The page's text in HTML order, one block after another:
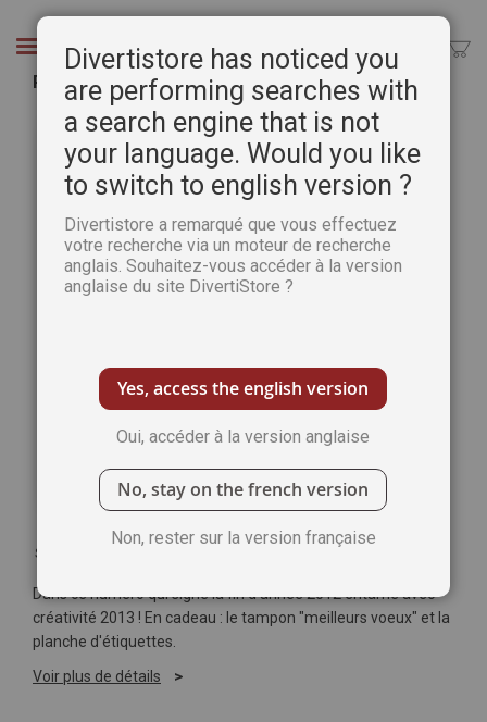
Chercher
Passion Scrapbooking n°42
Passer
galerie
d’images
Soyez le premier à commenter ce produit
Dans ce numéro qui signe la fin d'année 2012 entamé avec
créativité 2013 ! En cadeau : le tampon "meilleurs voeux" et la
planche d'étiquettes.
Voir plus de détails
Divertistore has noticed you
are performing searches with
a search engine that is not
your language. Would you like
to switch to english version ?
Divertistore a remarqué que vous effectuez
votre recherche via un moteur de recherche
anglais. Souhaitez-vous accéder à la version
anglaise du site DivertiStore ?
Yes, access the english version
Oui, accéder à la version anglaise
No, stay on the french version
Non, rester sur la version française